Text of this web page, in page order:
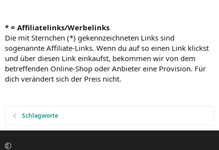
* = Affiliatelinks/Werbelinks
Die mit Sternchen (*) gekennzeichneten Links sind
sogenannte Affiliate-Links. Wenn du auf so einen Link klickst
und über diesen Link einkaufst, bekommen wir von dem
betreffenden Online-Shop oder Anbieter eine Provision. Für
dich verändert sich der Preis nicht.
Schlagworte